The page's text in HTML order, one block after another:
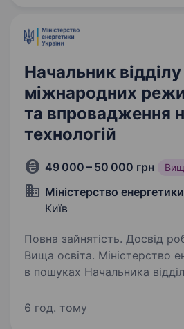
Начальник відділу
міжнародних
та впровадження
технологій
49 000 – 50 000 грн
Міністерство
Київ
Повна зайнятість. Досвід
Вища освіта. Міністерство енергетики України
в пошуках Начальника
технологій. Ми шукаємо керівника, який
6 год. тому